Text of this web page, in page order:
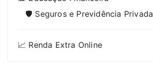
🛡️ Seguros e Previdência Privada
📈 Renda Extra Online